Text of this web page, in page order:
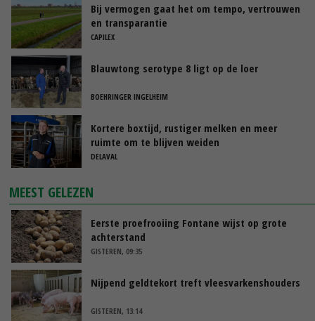
Bij vermogen gaat het om tempo, vertrouwen
en transparantie
CAPILEX
Blauwtong serotype 8 ligt op de loer
BOEHRINGER INGELHEIM
Kortere boxtijd, rustiger melken en meer
ruimte om te blijven weiden
DELAVAL
MEEST GELEZEN
Eerste proefrooiing Fontane wijst op grote
achterstand
GISTEREN, 09:35
Nijpend geldtekort treft vleesvarkenshouders
GISTEREN, 13:14